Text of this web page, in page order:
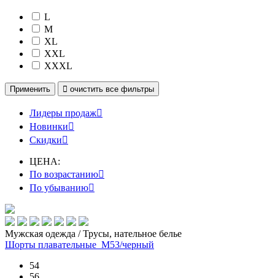
L
M
XL
XXL
XXXL
Применить  очистить все фильтры
Лидеры продаж
Новинки
Скидки
ЦЕНА:
По возрастанию
По убыванию
Мужская одежда / Трусы, нательное белье
Шорты плавательные_М53/черный
54